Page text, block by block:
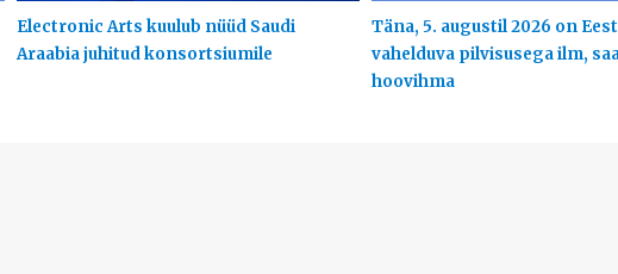
Electronic Arts kuulub nüüd Saudi
Araabia juhitud konsortsiumile
Täna, 5. augustil 2026 on
vahelduva pilvisusega ilm,
hoovihma